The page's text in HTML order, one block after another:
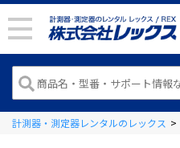
計測器・測定器レンタルのレックス >